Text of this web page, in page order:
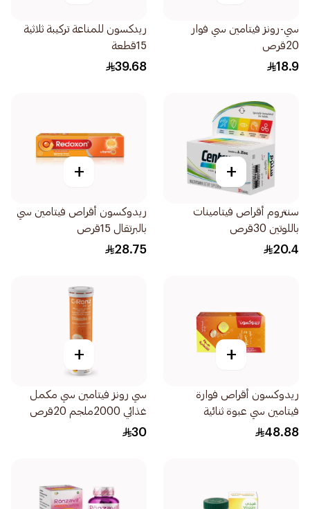
سي-رونز فيتامين سي فوار
20قرص
18.9
ريدكسون للمناعة تركيبة ثلاثية
15قطعة
39.68
+
سنتروم أقراص فيتامينات
باللوتين 30قرص
20.4
+
ريدوكسون أقراص فيتامين سي
بالبرتقال 15قرص
28.75
+
ريدوكسون أقراص فوارة
فيتامين سي عبوة ثنائية
2×15قرص
48.88
+
سي رونز فيتامين سي مكمل
غذائي 2000ملجم 20قرص
30